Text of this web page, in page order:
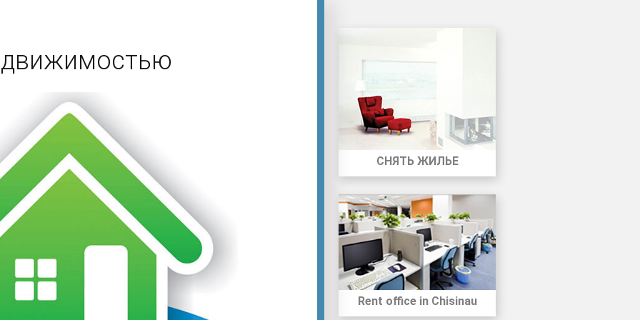
СНЯТЬ ЖИЛЬЕ
Rent office in Chisinau